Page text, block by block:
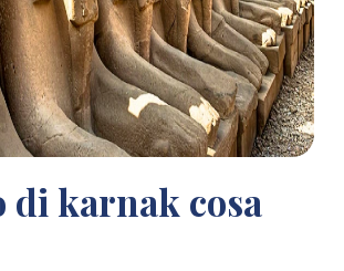
di karnak cosa